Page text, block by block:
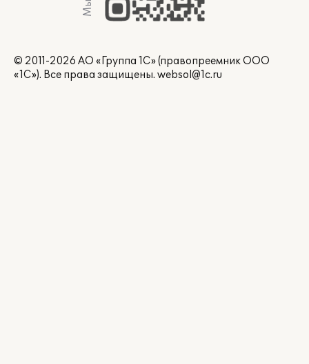
© 2011-2026 АО «Группа 1С» (правопреемник ООО
«1С»). Все права защищены. websol@1c.ru